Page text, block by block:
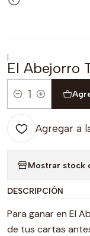
|
El Abejorro
Cantidad
Agregar a
Mostrar stock
DESCRIPCIÓN
Para ganar en El
de tus cartas